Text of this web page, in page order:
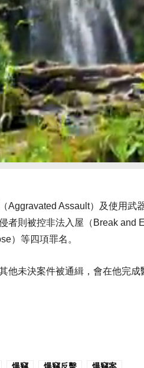
Aggravated Assault）及使用武
者則被控非法入屋（Break and
）等四項罪名。
他未決案件被通緝，會在他完成